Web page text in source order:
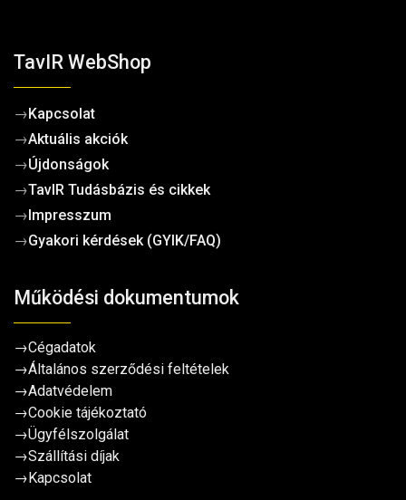
TavIR WebShop
→Kapcsolat
→Aktuális akciók
→Újdonságok
→TavIR Tudásbázis és cikkek
→Impresszum
→Gyakori kérdések (GYIK/FAQ)
Működési dokumentumok
→Cégadatok
→Általános szerződési feltételek
→Adatvédelem
→Cookie tájékoztató
→Ügyfélszolgálat
→Szállítási díjak
→Kapcsolat